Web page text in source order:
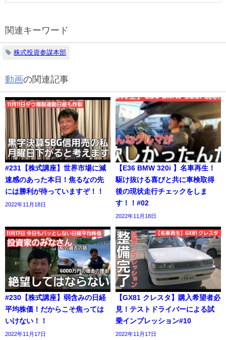
関連キーワード
株式投資参謀本部
動画の関連記事
#231【株式講座】世界市場に減
速感のあった本日！焦るなの先
には勝利が待っていますぞ！！
2022年11月18日
【E36 BMW 320i 】名車再生！
駆け抜ける喜びと共に車検取得
後の現状走行チェックをしま
す！！#02
2022年11月18日
#230【株式講座】弱含みの日経
平均株価！だからこそ焦っては
いけない！！
2022年11月17日
【GX81 クレスタ】購入希望者必
見！テストドライバーによる試
乗インプレッション#10
2022年11月17日